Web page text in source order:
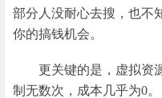
部分人没耐心去搜，也不
你的搞钱机会。
更关键的是，虚拟资
制无数次，成本几乎为0。